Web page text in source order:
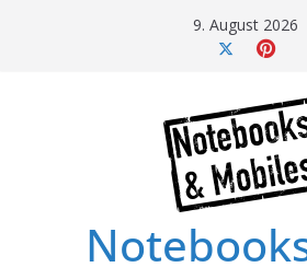
9. August 2026